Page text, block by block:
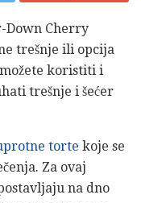
Down Cherry
trešnje ili opcija
koristiti i
trešnje i šećer
torte koje se
Za ovaj
na dno